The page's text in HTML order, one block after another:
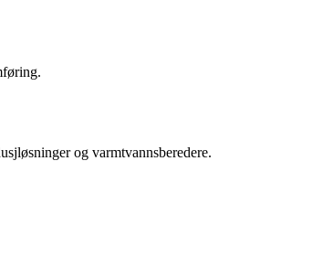
og varmtvannsberedere.